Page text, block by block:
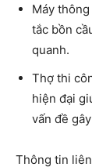
Máy
tắc bồn
quanh.
Thợ thi
hiện đại
vấn đề
Thông tin